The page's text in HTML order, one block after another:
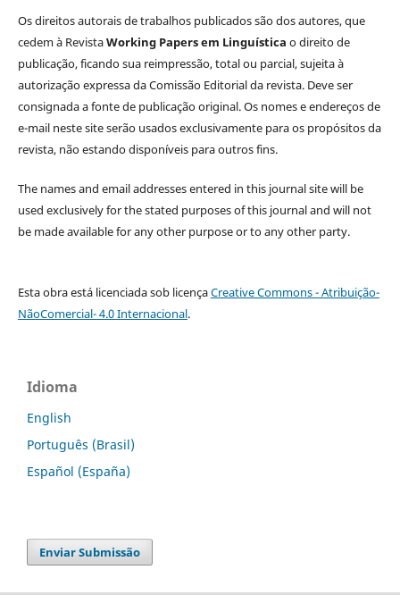
Os direitos autorais de trabalhos publicados são dos autores, que
cedem à RevistaWorking Papers em Linguística o direito de
publicação, ficando sua reimpressão, total ou parcial, sujeita à
autorização expressa da Comissão Editorial da revista. Deve ser
consignada a fonte de publicação original. Os nomes e endereços de
e-mail neste site serão usados exclusivamente para os propósitos da
revista, não estando disponíveis para outros fins.
The names and email addresses entered in this journal site will be
used exclusively for the stated purposes of this journal and will not
be made available for any other purpose or to any other party.
Esta obra está licenciada sob licençaCreative Commons - Atribuição-
NãoComercial- 4.0 Internacional.
Idioma
English
Português (Brasil)
Español (España)
Enviar Submissão